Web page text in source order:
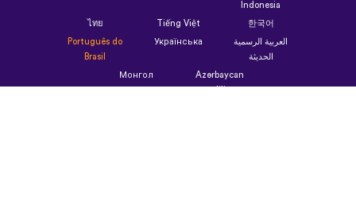
Indonesia
ไทย Tiếng Việt 한국어
Português do
Brasil
Українська
العربية الرسمية
الحديثة
Монгол
Azərbaycan